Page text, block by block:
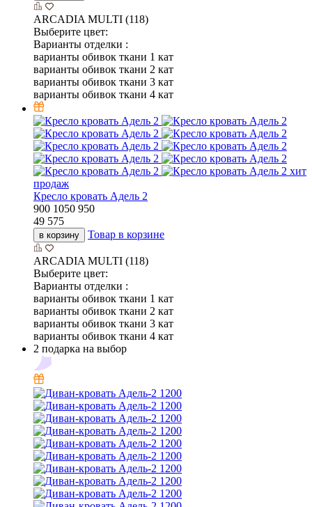
ARCADIA MULTI (118)
Выберите цвет:
Варианты отделки :
варианты обивок ткани 1 кат
варианты обивок ткани 2 кат
варианты обивок ткани 3 кат
варианты обивок ткани 4 кат
хит
продаж
Кресло кровать Адель 2
900 1050 950
49 575
в корзину Товар в корзине
ARCADIA MULTI (118)
Выберите цвет:
Варианты отделки :
варианты обивок ткани 1 кат
варианты обивок ткани 2 кат
варианты обивок ткани 3 кат
варианты обивок ткани 4 кат
2 подарка на выбор